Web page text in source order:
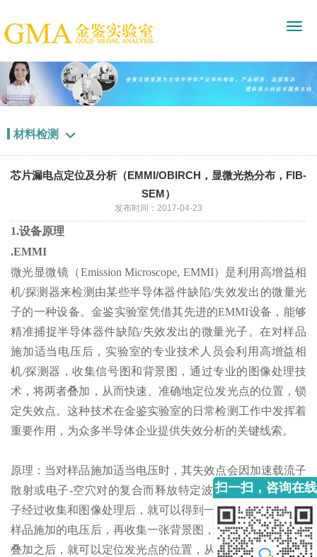
材料检测 
芯片漏电点定位及分析（EMMI/OBIRCH，显微光热分布，FIB-
SEM）
发布时间：2017-04-23
1.设备原理
.EMMI
微光显微镜（Emission Microscope, EMMI）是利用高增益相
机/探测器来检测由某些半导体器件缺陷/失效发出的微量光
子的一种设备。金鉴实验室凭借其先进的EMMI设备，能够
精准捕捉半导体器件缺陷/失效发出的微量光子。在对样品
施加适当电压后，实验室的专业技术人员会利用高增益相
机/探测器，收集信号图和背景图，通过专业的图像处理技
术，将两者叠加，从而快速、准确地定位发光点的位置，锁
定失效点。这种技术在金鉴实验室的日常检测工作中发挥着
重要作用，为众多半导体企业提供失效分析的关键线索。
原理：当对样品施加适当电压时，其失效点会因加速载流子
散射或电子-空穴对的复合而释放特定波长的光子。这些光
子经过收集和图像处理后，就可以得到一张信号图。撤去对
样品施加的电压后，再收集一张背景图，把信号图和背景图
叠加之后，就可以定位发光点的位置，从而实现对失效点的
扫一扫，咨询在线
客服